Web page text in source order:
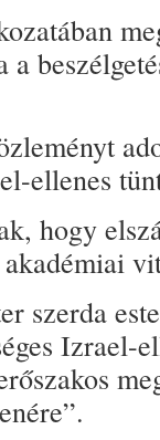
ellenes
hogy
szerda
Izrael-